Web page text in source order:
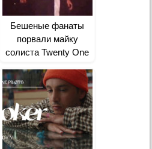
Бешеные фанаты
порвали майку
солиста Twenty One